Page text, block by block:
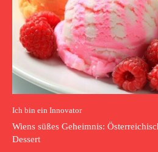
Ich bin ein Innovator
Wiens süßes Geheimnis:
Dessert